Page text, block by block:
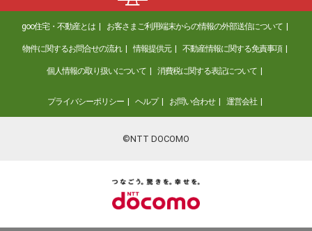
goo住宅・不動産とは お客さまご利用端末からの情報の外部送信について
物件に関するお問合せの流れ 情報提供元 不動産情報に関する免責事項
個人情報の取り扱いについて 消費税に関する表記について
プライバシーポリシー ヘルプ お問い合わせ 運営会社
©NTT DOCOMO